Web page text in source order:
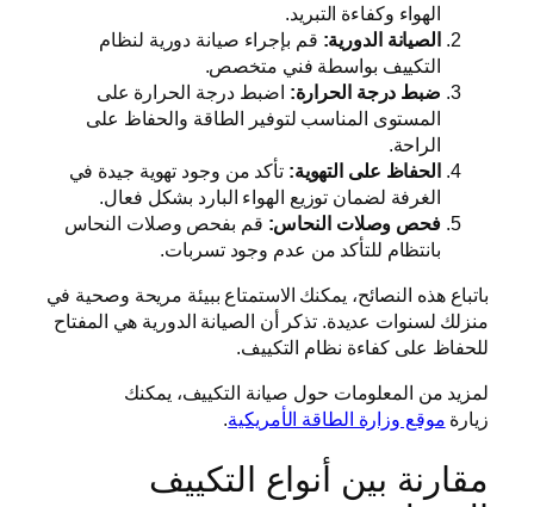
الهواء وكفاءة التبريد.
الصيانة الدورية: قم بإجراء صيانة دورية لنظام
التكييف بواسطة فني متخصص.
ضبط درجة الحرارة: اضبط درجة الحرارة على
المستوى المناسب لتوفير الطاقة والحفاظ على
الراحة.
الحفاظ على التهوية: تأكد من وجود تهوية جيدة في
الغرفة لضمان توزيع الهواء البارد بشكل فعال.
فحص وصلات النحاس: قم بفحص وصلات النحاس
بانتظام للتأكد من عدم وجود تسربات.
باتباع هذه النصائح، يمكنك الاستمتاع ببيئة مريحة وصحية في
منزلك لسنوات عديدة. تذكر أن الصيانة الدورية هي المفتاح
للحفاظ على كفاءة نظام التكييف.
لمزيد من المعلومات حول صيانة التكييف، يمكنك
زيارة موقع وزارة الطاقة الأمريكية.
مقارنة بين أنواع التكييف